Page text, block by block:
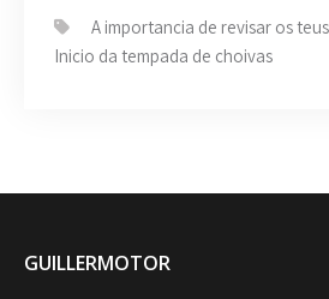
A importancia de revisar os
Inicio da tempada de choivas
GUILLERMOTOR